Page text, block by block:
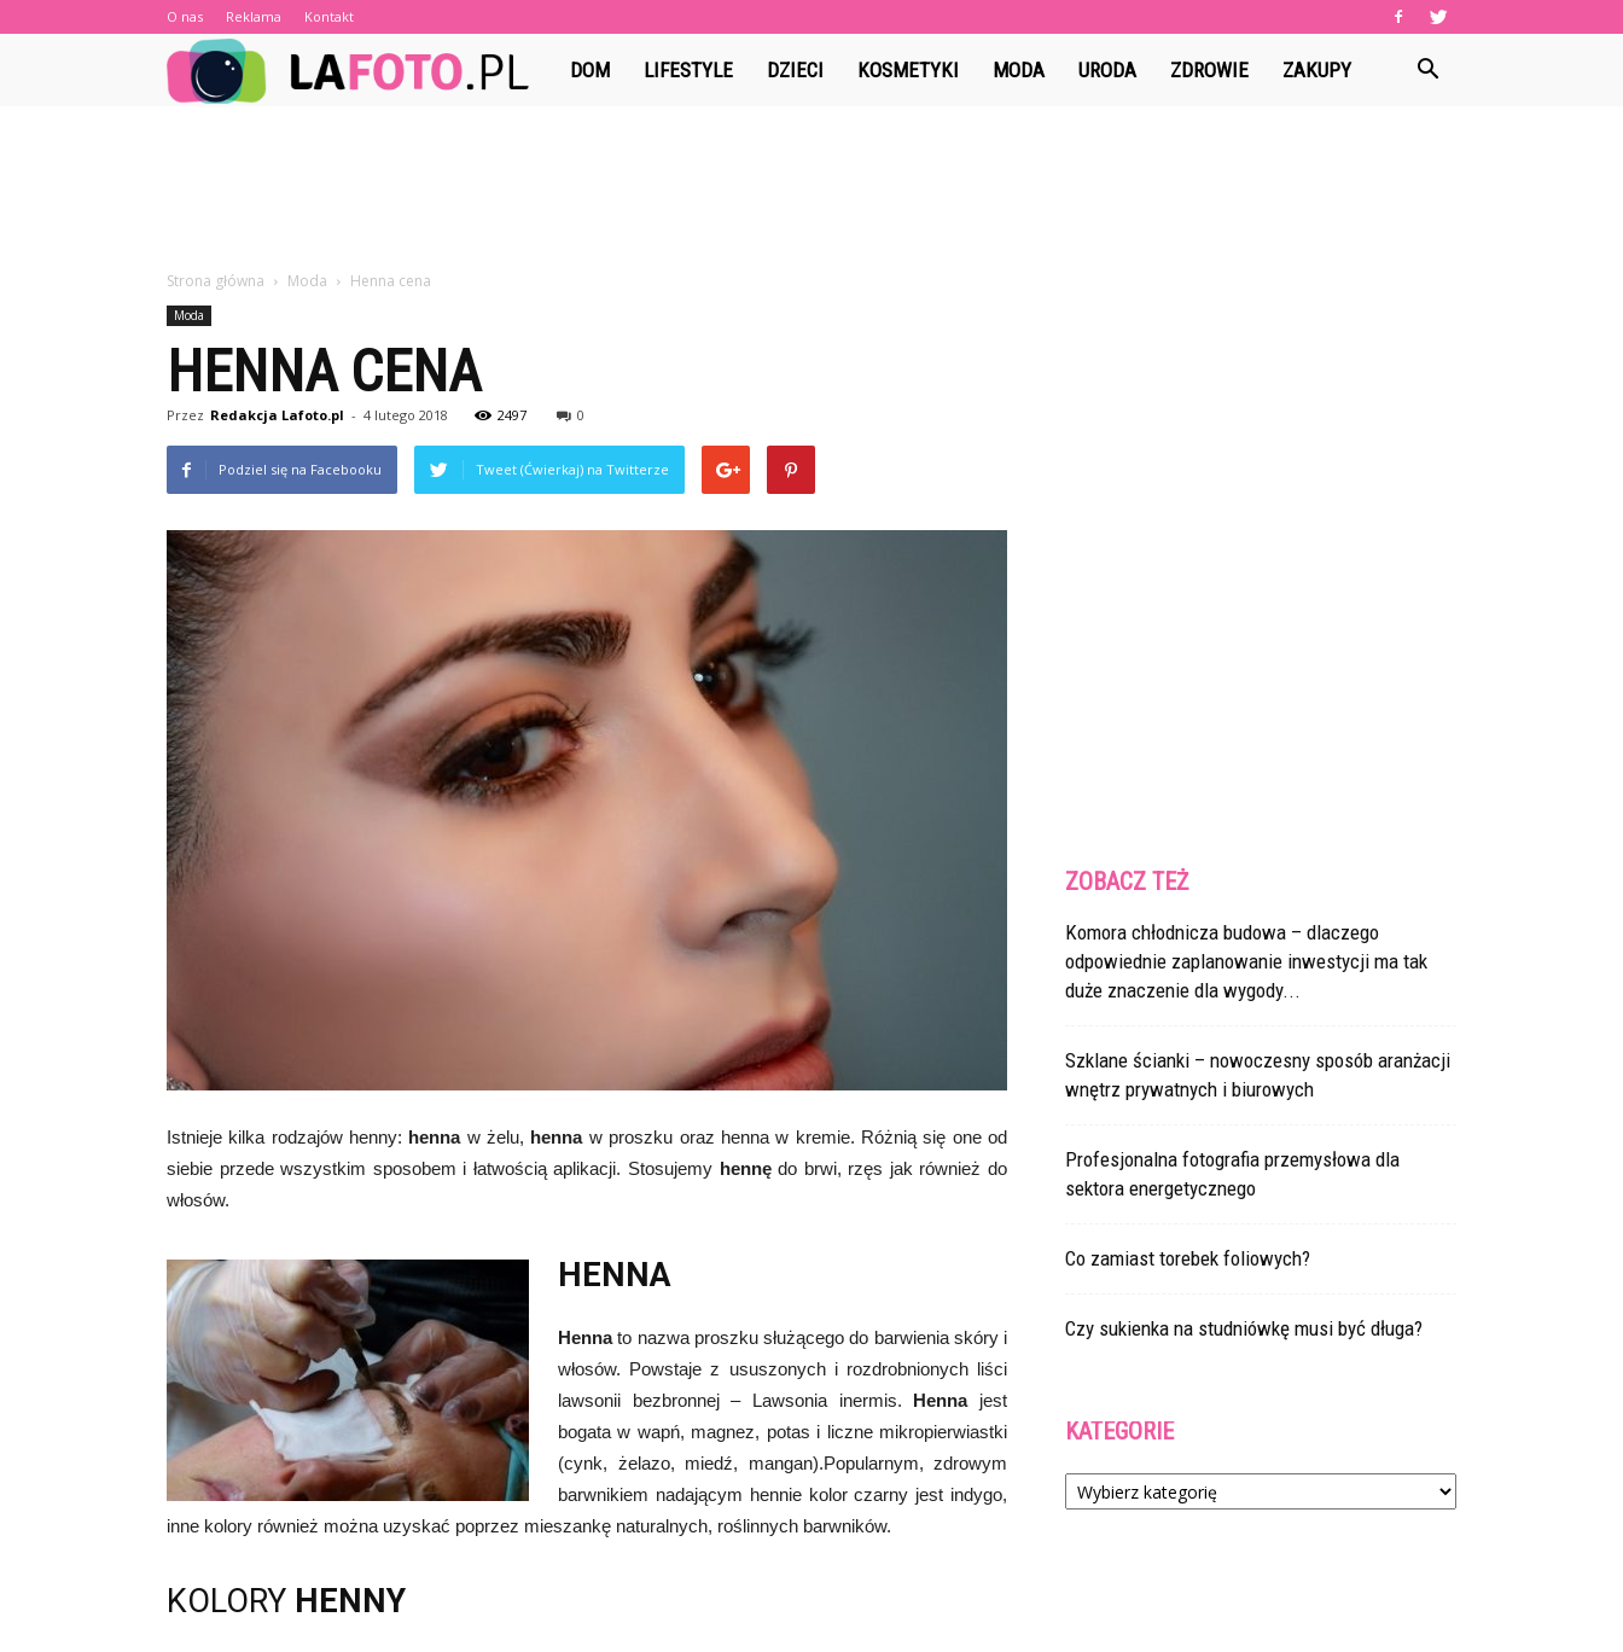
O nas Reklama Kontakt
Lafoto.pl
DOM LIFESTYLE DZIECI KOSMETYKI MODA URODA ZDROWIE ZAKUPY
Strona główna Moda Henna cena
Moda
HENNA CENA
Przez Redakcja Lafoto.pl - 4 lutego 2018 2497 0
Podziel się na Facebooku Tweet (Ćwierkaj) na Twitterze
Istnieje kilka rodzajów henny: hennaw żelu, hennaw proszku oraz henna w kremie. Różnią się one od
siebie przede wszystkim sposobem i łatwością aplikacji. Stosujemy hennędo brwi, rzęs jak również do
włosów.
HENNA
Hennato nazwa proszku służącego do barwienia skóry i
włosów. Powstaje z ususzonych i rozdrobnionych liści
lawsonii bezbronnej – Lawsonia inermis. Hennajest
bogata w wapń, magnez, potas i liczne mikropierwiastki
(cynk, żelazo, miedź, mangan).Popularnym, zdrowym
barwnikiem nadającym hennie kolor czarny jest indygo,
inne kolory również można uzyskać poprzez mieszankę naturalnych, roślinnych barwników.
KOLORY HENNY
ZOBACZ TEŻ
Komora chłodnicza budowa – dlaczego
odpowiednie zaplanowanie inwestycji ma tak
duże znaczenie dla wygody...
Szklane ścianki – nowoczesny sposób aranżacji
wnętrz prywatnych i biurowych
Profesjonalna fotografia przemysłowa dla
sektora energetycznego
Co zamiast torebek foliowych?
Czy sukienka na studniówkę musi być długa?
KATEGORIE
Kategorie